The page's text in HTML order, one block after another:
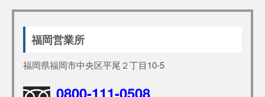
福岡営業所
福岡県福岡市中央区平尾２丁目10-5
0800-111-0508